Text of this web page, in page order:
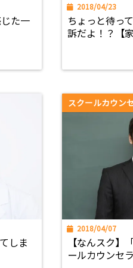
た一
2018/04/23
ちょっと待っ
訴だよ！？【
しま
スクールカウン
2018/04/07
【なんスク】
ールカウンセ